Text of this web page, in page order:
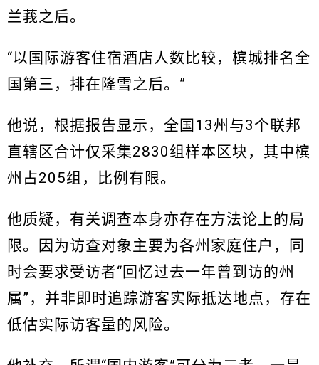
兰莪之后。
“以国际游客住宿酒店人数比较，槟城排名全
国第三，排在隆雪之后。”
他说，根据报告显示，全国13州与3个联邦
直辖区合计仅采集2830组样本区块，其中槟
州占205组，比例有限。
他质疑，有关调查本身亦存在方法论上的局
限。因为访查对象主要为各州家庭住户，同
时会要求受访者“回忆过去一年曾到访的州
属”，并非即时追踪游客实际抵达地点，存在
低估实际访客量的风险。